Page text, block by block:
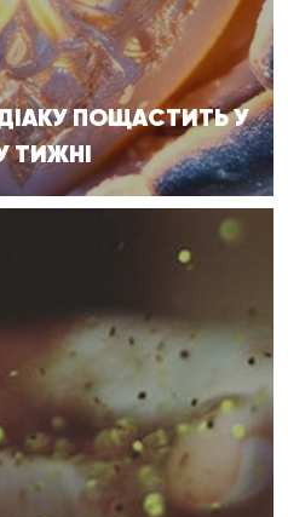
ПОЩАСТИТЬ У
ТИЖНІ